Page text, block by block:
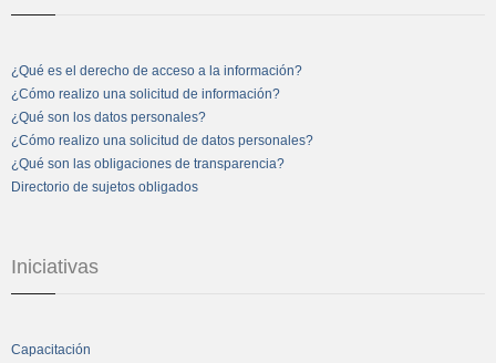
¿Qué es el derecho de acceso a la información?
¿Cómo realizo una solicitud de información?
¿Qué son los datos personales?
¿Cómo realizo una solicitud de datos personales?
¿Qué son las obligaciones de transparencia?
Directorio de sujetos obligados
Iniciativas
Capacitación